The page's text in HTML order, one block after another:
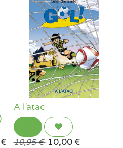
€
A l´atac
10,95€ 10,00€